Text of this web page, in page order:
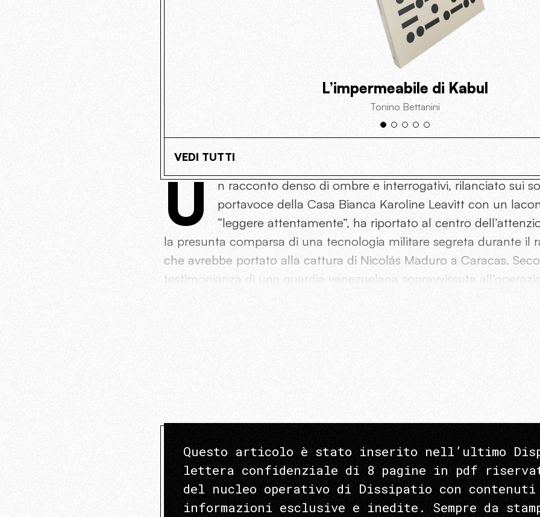
L’impermeabile di Kabul
Tonino Bettanini
VEDI TUTTI
U
n racconto denso di ombre e interrogativi, rilanciato sui
portavoce della Casa Bianca Karoline Leavitt con un
“leggere attentamente”, ha riportato al centro
la presunta comparsa di una tecnologia militare segreta durante il
che avrebbe portato alla cattura di Nicolás Maduro a Caracas.
testimonianza di una guardia venezuelana sopravvissuta
Questo articolo è stato inserito nell’ultimo
lettera confidenziale di 8 pagine in pdf
del nucleo operativo di Dissipatio con contenuti
informazioni esclusive e inedite. Sempre da